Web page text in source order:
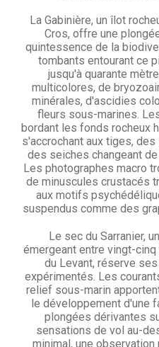
La Gabinière, un îlot
Cros, offre une
quintessence de la
tombants entourant ce
jusqu'à quarante
multicolores, de
minérales, d'ascidies
fleurs sous-marines.
bordant les fonds rocheux
s'accrochant aux tiges,
des seiches changeant
Les photographes macro
de minuscules crustacés
aux motifs
suspendus comme des
Le sec du Sarranier,
émergeant entre vingt-
du Levant, réserve
expérimentés. Les
relief sous-marin
le développement d'une
plongées dérivantes
sensations de vol au-
minimal, une